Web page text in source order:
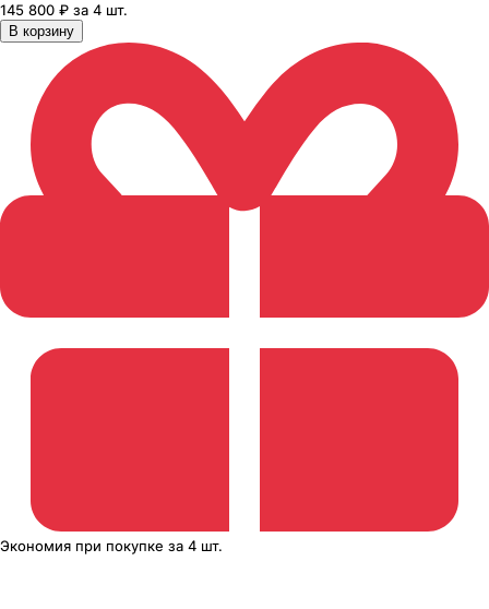
145 800 ₽ за 4 шт.
В корзину
Экономия при покупке за 4 шт.